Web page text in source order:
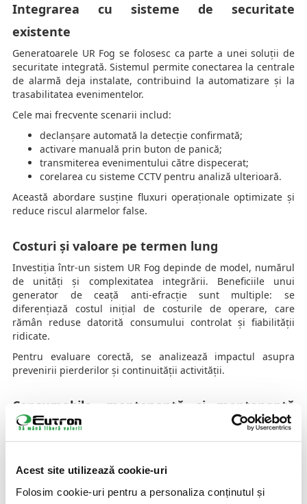
Acest site utilizează cookie-uri
Folosim cookie-uri pentru a personaliza conținutul și
Integrarea cu sisteme de securitate
existente
Generatoarele UR Fog se folosesc ca parte a unei soluții de
securitate integrată. Sistemul permite conectarea la centrale
de alarmă deja instalate, contribuind la automatizare și la
trasabilitatea evenimentelor.
Cele mai frecvente scenarii includ:
declanșare automată la detecție confirmată;
activare manuală prin buton de panică;
transmiterea evenimentului către dispecerat;
corelarea cu sisteme CCTV pentru analiză ulterioară.
Această abordare susține fluxuri operaționale optimizate și
reduce riscul alarmelor false.
Costuri și valoare pe termen lung
Investiția într-un sistem UR Fog depinde de model, numărul
de unități și complexitatea integrării. Beneficiile unui
generator de ceață anti-efracție sunt multiple: se
diferențiază costul inițial de costurile de operare, care
rămân reduse datorită consumului controlat și fiabilității
ridicate.
Pentru evaluare corectă, se analizează impactul asupra
prevenirii pierderilor și continuității activității.
Consumabile, mentenanță și mentenanță
predictivă
fluidul de ceață. Acesta are certificări pentru utilizare în
spații comerciale și nu necesită curățare specială după
declanșare.